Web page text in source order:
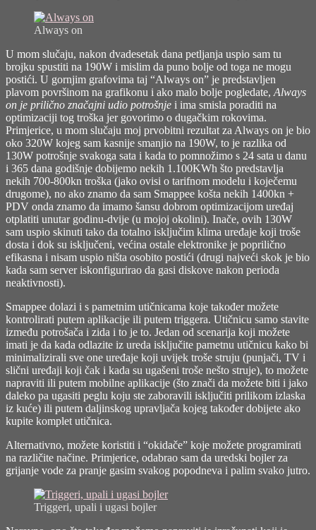
Always on
U mom slučaju, nakon dvadesetak dana petljanja uspio sam tu
brojku spustiti na 190W i mislim da puno bolje od toga ne mogu
postići. U gornjim grafovima taj “Always on” je predstavljen
plavom površinom na grafikonu i ako malo bolje pogledate, Always
on je prilično značajni udio potrošnje i ima smisla poraditi na
optimizaciji tog troška jer govorimo o dugačkim rokovima.
Primjerice, u mom slučaju moj prvobitni rezultat za Always on je bio
oko 320W kojeg sam kasnije smanjio na 190W, to je razlika od
130W potrošnje svakoga sata i kada to pomnožimo s 24 sata u danu
i 365 dana godišnje dobijemo nekih 1.100KWh što predstavlja
nekih 700-800kn troška (jako ovisi o tarifnom modelu i koječemu
drugome), no ako znamo da sam Smappee košta nekih 1400kn +
PDV onda znamo da imamo šansu dobrom optimizacijom uređaj
otplatiti unutar godinu-dvije (u mojoj okolini). Inače, ovih 130W
sam uspio skinuti tako da totalno isključim klima uređaje koji troše
dosta i dok su isključeni, većina ostale elektronike je poprilično
efikasna i nisam uspio ništa osobito postići (drugi najveći skok je bio
kada sam server iskonfigurirao da gasi diskove nakon perioda
neaktivnosti).
Smappee dolazi i s pametnim utičnicama koje također možete
kontrolirati putem aplikacije ili putem triggera. Utičnicu samo stavite
između potrošača i zida i to je to. Jedan od scenarija koji možete
imati je da kada odlazite iz ureda isključite pametnu utičnicu kako bi
minimalizirali sve one uređaje koji uvijek troše struju (punjači, TV i
slični uređaji koji čak i kada su ugašeni troše nešto struje), to možete
napraviti ili putem mobilne aplikacije (što znači da možete biti i jako
daleko pa ugasiti peglu koju ste zaboravili isključiti prilikom izlaska
iz kuće) ili putem daljinskog upravljača kojeg također dobijete ako
kupite komplet utičnica.
Alternativno, možete koristiti i “okidače” koje možete programirati
na različite načine. Primjerice, odabrao sam da uredski bojler za
grijanje vode za pranje gasim svakog popodneva i palim svako jutro.
Triggeri, upali i ugasi bojler